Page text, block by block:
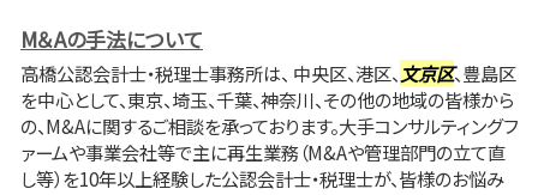
M＆Aの手法について
高橋公認会計士・税理士事務所は、 中央区、港区、 文京区、豊島区
を中心として、東京、埼玉、千葉、神奈川、その他の地域の皆様から
の、M&Aに関するご相談を承っております。大手コンサルティングフ
ァームや事業会社等で主に再生業務（M&Aや管理部門の立て直
し等）を10年以上経験した公認会計士・税理士が、皆様のお悩み